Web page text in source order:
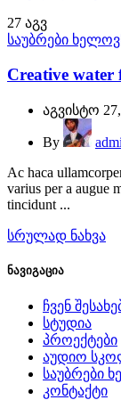
27 აგვ
საუბრები
Creative water
აგვისტო 27,
By
Ac haca
varius per a augue
tincidunt ...
სრულად ნახვა
ნავიგაცია
ჩვენ
სტუდია
პროექტები
აუდიო
საუბრები
კონტაქტი